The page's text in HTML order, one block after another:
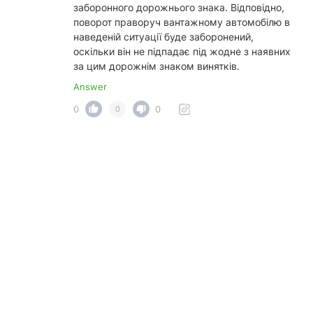
заборонного дорожнього знака. Відповідно,
поворот праворуч вантажному автомобілю в
наведеній ситуації буде заборонений,
оскільки він не підпадає під жодне з наявних
за цим дорожнім знаком винятків.
Answer
0
0 0